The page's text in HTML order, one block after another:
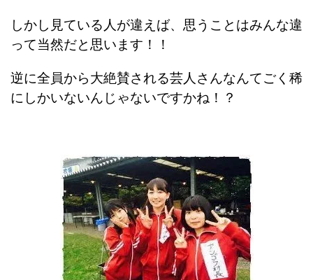
しかし見ている人が違えば、思うことはみんな違
って当然だと思います！！
逆に全員から大絶賛される芸人さんなんてごく稀
にしかいないんじゃないですかね！？